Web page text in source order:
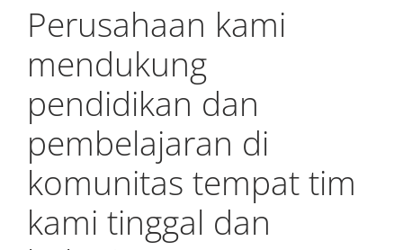
My Alliance
Perusahaan kami
mendukung
pendidikan dan
pembelajaran di
komunitas tempat tim
kami tinggal dan